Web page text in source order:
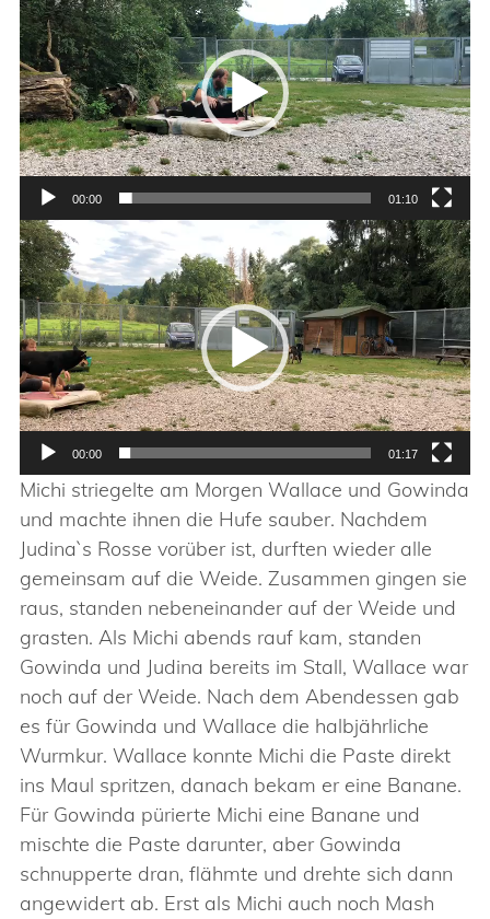
00:00 01:10
Video-
Player
00:00 01:17
Michi striegelte am Morgen Wallace und Gowinda
und machte ihnen die Hufe sauber. Nachdem
Judina`s Rosse vorüber ist, durften wieder alle
gemeinsam auf die Weide. Zusammen gingen sie
raus, standen nebeneinander auf der Weide und
grasten. Als Michi abends rauf kam, standen
Gowinda und Judina bereits im Stall, Wallace war
noch auf der Weide. Nach dem Abendessen gab
es für Gowinda und Wallace die halbjährliche
Wurmkur. Wallace konnte Michi die Paste direkt
ins Maul spritzen, danach bekam er eine Banane.
Für Gowinda pürierte Michi eine Banane und
mischte die Paste darunter, aber Gowinda
schnupperte dran, flähmte und drehte sich dann
angewidert ab. Erst als Michi auch noch Mash